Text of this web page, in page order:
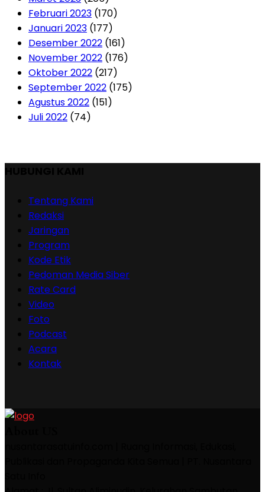
Februari 2023 (170)
Januari 2023 (177)
Desember 2022 (161)
November 2022 (176)
Oktober 2022 (217)
September 2022 (175)
Agustus 2022 (151)
Juli 2022 (74)
Tentang Kami
Redaksi
Jaringan
Program
Kode Etik
Pedoman Media Siber
Rate Card
Video
Foto
Podcast
Acara
Kontak